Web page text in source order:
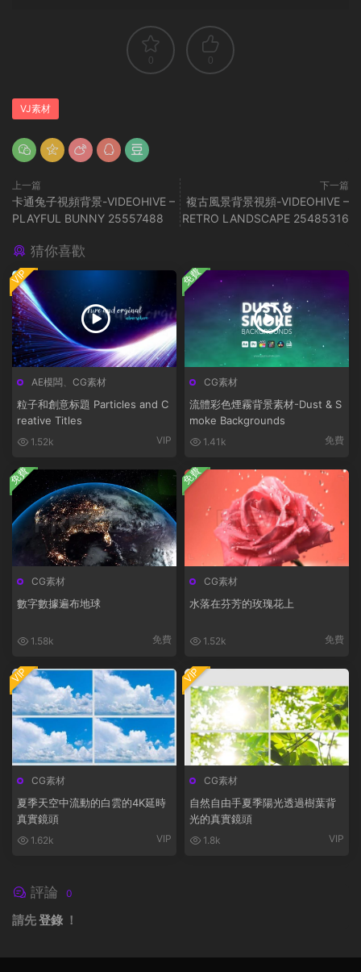
0 0
VJ素材
上一篇
卡通兔子視頻背景-VIDEOHIVE –
PLAYFUL BUNNY 25557488
下一篇
複古風景背景視頻-VIDEOHIVE –
RETRO LANDSCAPE 25485316
猜你喜歡
AE模闆 CG素材
粒子和創意标題 Particles and C
reative Titles
1.52k VIP
VIP
CG素材
流體彩色煙霧背景素材-Dust & S
moke Backgrounds
1.41k 免費
免費
CG素材
數字數據遍布地球
1.58k 免費
免費
CG素材
水落在芬芳的玫瑰花上
1.52k 免費
免費
CG素材
夏季天空中流動的白雲的4K延時
真實鏡頭
1.62k VIP
VIP
CG素材
自然自由手夏季陽光透過樹葉背
光的真實鏡頭
1.8k VIP
VIP
評論 0
請先登錄 ！